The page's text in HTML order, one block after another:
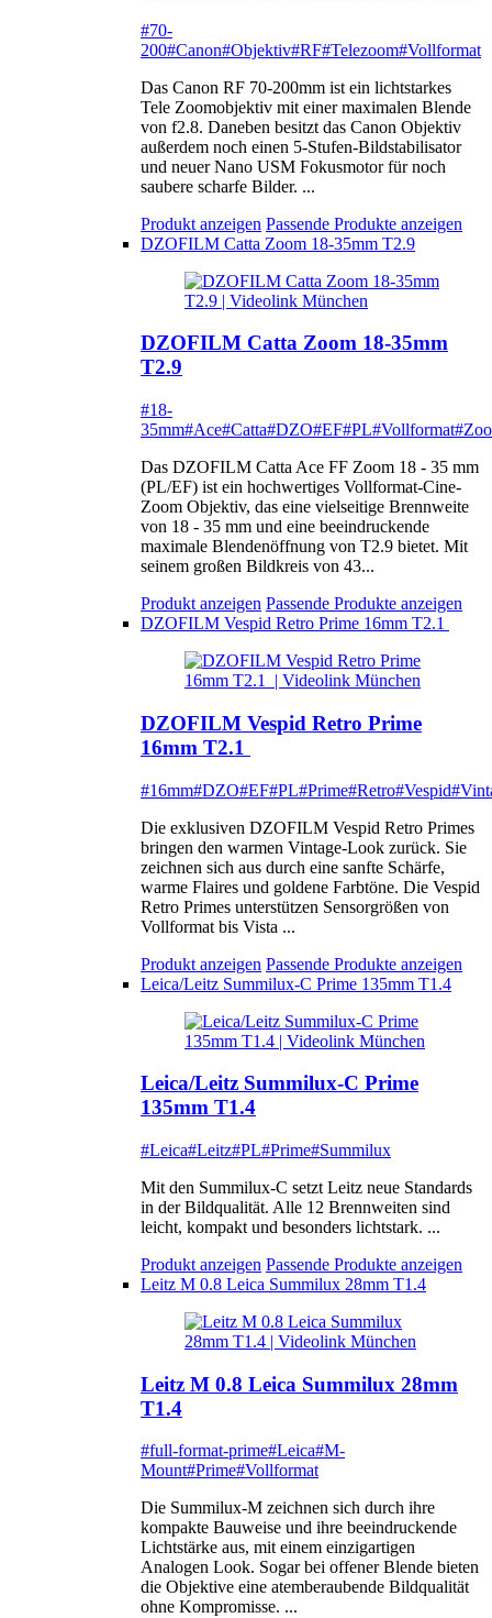
#70-
200#Canon#Objektiv#RF#Telezoom#Vollformat
Das Canon RF 70-200mm ist ein lichtstarkes
Tele Zoomobjektiv mit einer maximalen Blende
von f2.8. Daneben besitzt das Canon Objektiv
außerdem noch einen 5-Stufen-Bildstabilisator
und neuer Nano USM Fokusmotor für noch
saubere scharfe Bilder. ...
Produkt anzeigen Passende Produkte anzeigen
DZOFILM Catta Zoom 18-35mm T2.9
DZOFILM Catta Zoom 18-35mm
T2.9
#18-
35mm#Ace#Catta#DZO#EF#PL#Vollformat
Das DZOFILM Catta Ace FF Zoom 18 - 35 mm
(PL/EF) ist ein hochwertiges Vollformat-Cine-
Zoom Objektiv, das eine vielseitige Brennweite
von 18 - 35 mm und eine beeindruckende
maximale Blendenöffnung von T2.9 bietet. Mit
seinem großen Bildkreis von 43...
Produkt anzeigen Passende Produkte anzeigen
DZOFILM Vespid Retro Prime 16mm T2.1
DZOFILM Vespid Retro Prime
16mm T2.1
#16mm#DZO#EF#PL#Prime#Retro#Vespid
Die exklusiven DZOFILM Vespid Retro Primes
bringen den warmen Vintage-Look zurück. Sie
zeichnen sich aus durch eine sanfte Schärfe,
warme Flaires und goldene Farbtöne. Die Vespid
Retro Primes unterstützen Sensorgrößen von
Vollformat bis Vista ...
Produkt anzeigen Passende Produkte anzeigen
Leica/Leitz Summilux-C Prime 135mm T1.4
Leica/Leitz Summilux-C Prime
135mm T1.4
#Leica#Leitz#PL#Prime#Summilux
Mit den Summilux-C setzt Leitz neue Standards
in der Bildqualität. Alle 12 Brennweiten sind
leicht, kompakt und besonders lichtstark. ...
Produkt anzeigen Passende Produkte anzeigen
Leitz M 0.8 Leica Summilux 28mm T1.4
Leitz M 0.8 Leica Summilux 28mm
T1.4
#full-format-prime#Leica#M-
Mount#Prime#Vollformat
Die Summilux-M zeichnen sich durch ihre
kompakte Bauweise und ihre beeindruckende
Lichtstärke aus, mit einem einzigartigen
Analogen Look. Sogar bei offener Blende bieten
die Objektive eine atemberaubende Bildqualität
ohne Kompromisse. ...